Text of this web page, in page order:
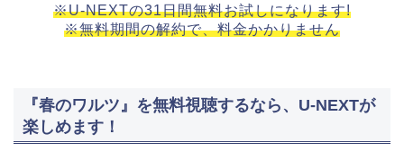
※U-NEXTの31日間無料お試しになります!
※無料期間の解約で、料金かかりません
『春のワルツ』を無料視聴するなら、U-NEXTが
楽しめます！